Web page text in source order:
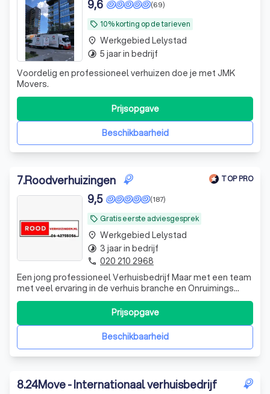
local_offer 10% korting op de tarieven
(69)
9,6
Voordelig en professioneel verhuizen doe je met JMK
Movers.
Beschikbaarheid
Prijsopgave
place Werkgebied Lelystad
timelapse 5 jaar in bedrijf
7.Roodverhuizingen TOP PRO
local_offer Gratis eerste adviesgesprek
(187)
9,5
Een jong professioneel Verhuisbedrijf Maar met een team
met veel ervaring in de verhuis branche en Onruimings
branche.Neem gerust eens contact met ons op en we
komen graag langs voor een gesprek
Beschikbaarheid
Prijsopgave
place Werkgebied Lelystad
timelapse 3 jaar in bedrijf
phone 020 210 2968
8.24Move - Internationaal verhuisbedrijf